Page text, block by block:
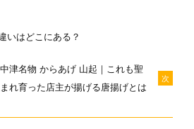
いはどこにある？
津名物 からあげ 山起｜これも聖
れ育った店主が揚げる唐揚げとは
次